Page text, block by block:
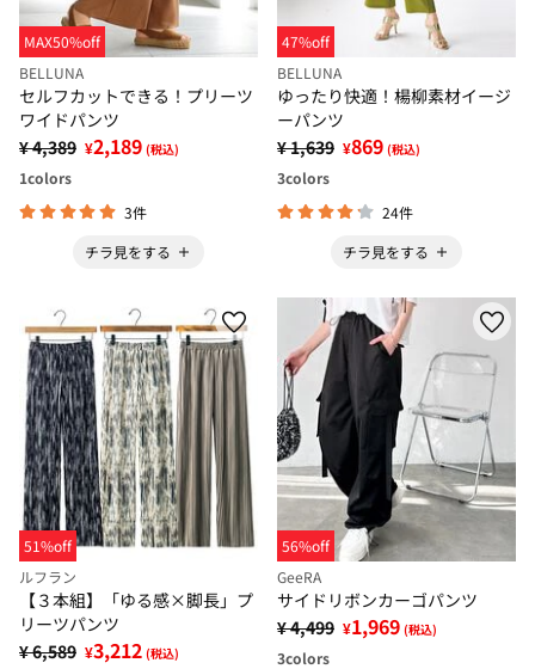
MAX50%off
BELLUNA
セルフカットできる！プリーツ
ワイドパンツ
¥ 4,389 ¥2,189 (税込)
1colors
3件
チラ見をする
47%off
BELLUNA
ゆったり快適！楊柳素材イージ
ーパンツ
¥ 1,639 ¥869 (税込)
3colors
24件
チラ見をする
51%off
ルフラン
【３本組】「ゆる感×脚長」プ
リーツパンツ
¥ 6,589 ¥3,212 (税込)
56%off
GeeRA
サイドリボンカーゴパンツ
¥ 4,499 ¥1,969 (税込)
3colors